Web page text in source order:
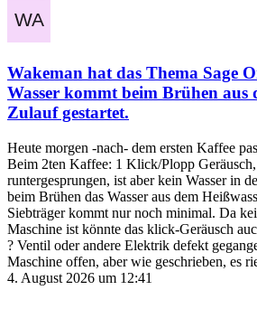
Wakeman hat das Thema Sage
Wasser kommt beim Brühen aus
Zulaufgestartet.
Heute morgen -nach- dem ersten Kaffee
Beim 2ten Kaffee: 1 Klick/Plopp
runtergesprungen, ist aber kein Wasser in
beim Brühen das Wasser aus dem
Siebträger kommt nur noch minimal. Da
Maschine ist könnte das klick-Geräusch
? Ventil oder andere Elektrik defekt
Maschine offen, aber wie geschrieben, es
4. August 2026 um 12:41